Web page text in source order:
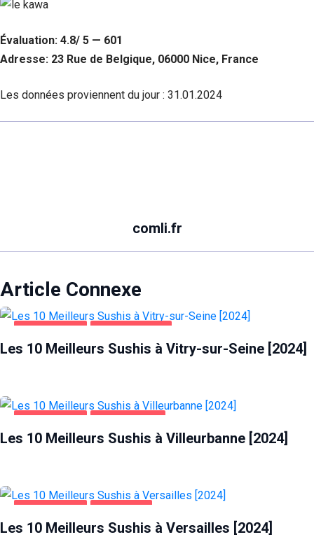
Évaluation: 4.8/ 5 — 601
Adresse: 23 Rue de Belgique, 06000 Nice, France
Les données proviennent du jour : 31.01.2024
comli.fr
Article Connexe
Les 10 Meilleurs Sushis à Vitry-sur-Seine [2024]
Les 10 Meilleurs Sushis à Villeurbanne [2024]
Les 10 Meilleurs Sushis à Versailles [2024]